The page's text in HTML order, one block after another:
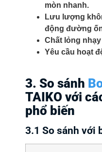
mòn nhanh.
Lưu lượng
động đường
Chất lỏng
Yêu cầu hoạt
3. So sánh
TAIKO với
phổ biến
3.1 So sánh với